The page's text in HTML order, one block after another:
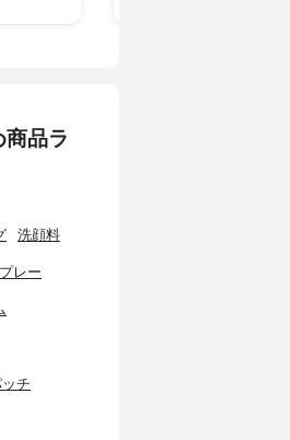
品ラ
洗顔料
レー
チ